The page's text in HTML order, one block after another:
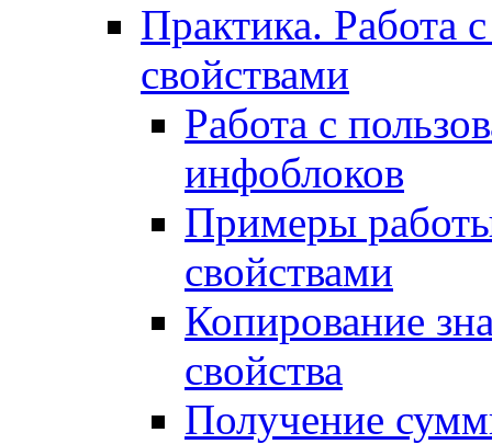
Практика. Работа
свойствами
Работа с
инфоблоков
Примеры
свойствами
Копирование
свойства
Получение